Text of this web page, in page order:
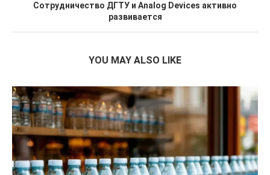
Сотрудничество ДГТУ и Analog Devices активно
развивается
YOU MAY ALSO LIKE